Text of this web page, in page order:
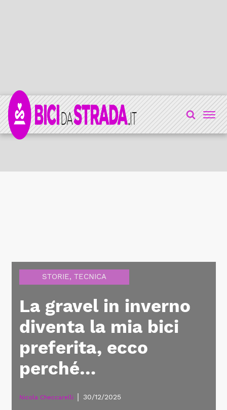
STORIE, TECNICA
La gravel in inverno
diventa la mia bici
preferita, ecco
perché…
Nicola Checcarelli 30/12/2025